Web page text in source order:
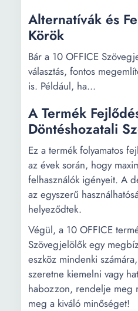
Alternatívák és
Körök
Bár a 10 OFFICE
választás, fontos
is. Például, ha...
A Termék
Döntéshozatali
Ez a termék folyamatos
az évek során, hogy
felhasználók igényeit. A
az egyszerű
helyeződtek.
Végül, a 10 OFFICE
Szövegjelölők egy
eszköz mindenki
szeretne kiemelni vagy
habozzon, rendelje meg
meg a kiváló minőséget!